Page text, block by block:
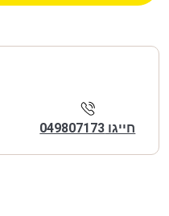
חייגו 049807173